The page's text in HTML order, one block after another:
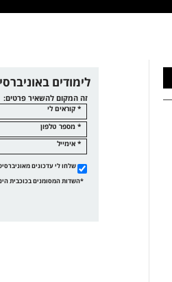
לימודים
זה המקום להשאיר פרטים:
* קוראים לי
* מספר טלפון
* אימייל
שלחו לי עדכונים
*השדות המסומנים בכוכבית